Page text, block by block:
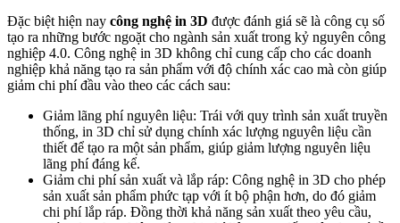
Đặc biệt hiện nay công nghệ in 3D được đánh giá sẽ là công cụ số
tạo ra những bước ngoặt cho ngành sản xuất trong kỷ nguyên công
nghiệp 4.0. Công nghệ in 3D không chỉ cung cấp cho các doanh
nghiệp khả năng tạo ra sản phẩm với độ chính xác cao mà còn giúp
giảm chi phí đầu vào theo các cách sau:
Giảm lãng phí nguyên liệu: Trái với quy trình sản xuất truyền
thống, in 3D chỉ sử dụng chính xác lượng nguyên liệu cần
thiết để tạo ra một sản phẩm, giúp giảm lượng nguyên liệu
lãng phí đáng kể.
Giảm chi phí sản xuất và lắp ráp: Công nghệ in 3D cho phép
sản xuất sản phẩm phức tạp với ít bộ phận hơn, do đó giảm
chi phí lắp ráp. Đồng thời khả năng sản xuất theo yêu cầu,